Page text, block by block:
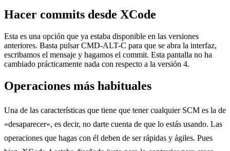
Hacer commits desde XCode
Esta es una opción que ya estaba disponible en las versiones
anteriores. Basta pulsar CMD-ALT-C para que se abra la interfaz,
escribamos el mensaje y hagamos el commit. Esta pantalla no ha
cambiado prácticamente nada con respecto a la versión 4.
Operaciones más habituales
Una de las características que tiene que tener cualquier SCM es la de
«desaparecer», es decir, no darte cuenta de que lo estás usando. Las
operaciones que hagas con él deben de ser rápidas y ágiles. Pues